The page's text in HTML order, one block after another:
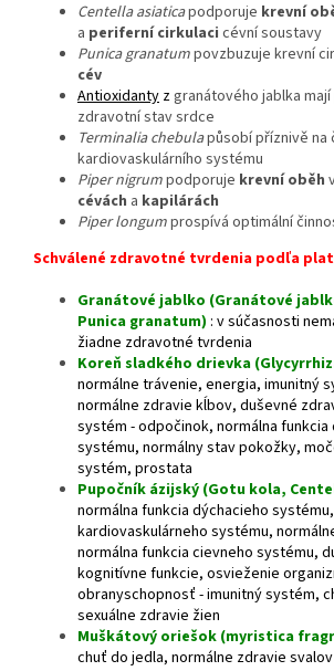
Centella asiaticapodporuje krevní
a periferní cirkulaci cévní soustavy
Punica granatumpovzbuzuje krevní
cév
Antioxidanty zgranátového jablka
zdravotní stav srdce
Terminalia chebulapůsobí příznivě na
kardiovaskulárního systému
Piper nigrumpodporuje krevní oběh
cévách a kapilárách
Piper longumprospívá optimální
Schválené zdravotné tvrdenia podľa
Granátové jablko (Granátové
Punica granatum) : v súčasnosti
žiadne zdravotné tvrdenia
Koreň sladkého drievka
normálne trávenie, energia, imunitný
normálne zdravie kĺbov, duševné
systém - odpočinok, normálna funkcia
systému, normálny stav pokožky,
systém, prostata
Pupočník ázijský (Gotu kola,
normálna funkcia dýchacieho
kardiovaskulárneho systému,
normálna funkcia cievneho systému,
kognitívne funkcie, osvieženie
obranyschopnosť - imunitný systém,
sexuálne zdravie žien
Muškátový oriešok (myristica
chuť do jedla, normálne zdravie